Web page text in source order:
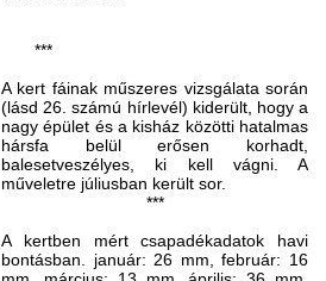
***
A kert fáinak műszeres vizsgálata során
(lásd 26. számú hírlevél) kiderült, hogy a
nagy épület és a kisház közötti hatalmas
hársfa belül erősen korhadt,
balesetveszélyes, ki kell vágni. A
műveletre júliusban került sor.
***
A kertben mért csapadékadatok havi
bontásban. január: 26 mm, február: 16